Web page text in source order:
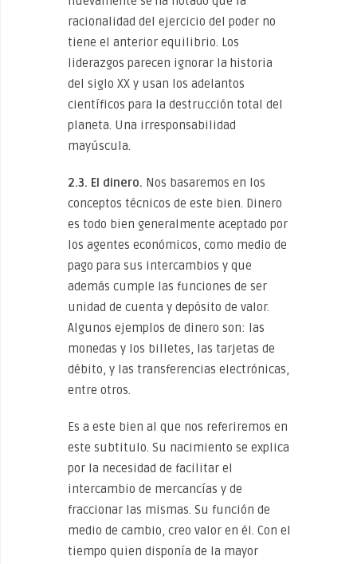
racionalidad del ejercicio del poder no
tiene el anterior equilibrio. Los
liderazgos parecen ignorar la historia
del siglo XX y usan los adelantos
científicos para la destrucción total del
planeta. Una irresponsabilidad
mayúscula.
2.3. El dinero. Nos basaremos en los
conceptos técnicos de este bien. Dinero
es todo bien generalmente aceptado por
los agentes económicos, como medio de
pago para sus intercambios y que
además cumple las funciones de ser
unidad de cuenta y depósito de valor.
Algunos ejemplos de dinero son: las
monedas y los billetes, las tarjetas de
débito, y las transferencias electrónicas,
entre otros.
Es a este bien al que nos referiremos en
este subtitulo. Su nacimiento se explica
por la necesidad de facilitar el
intercambio de mercancías y de
fraccionar las mismas. Su función de
medio de cambio, creo valor en él. Con el
tiempo quien disponía de la mayor